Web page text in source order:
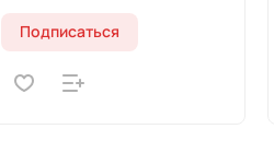
Подписаться